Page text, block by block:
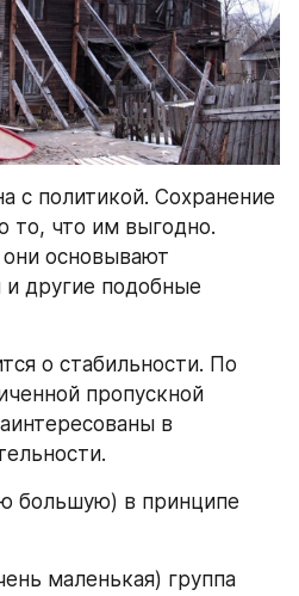
с политикой. Сохранение
то, что им выгодно.
основывают
и другие подобные
о стабильности. По
пропускной
в
большую) в принципе
маленькая) группа